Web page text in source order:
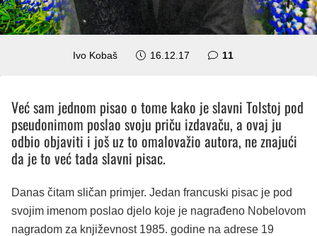
Ivo Kobaš 16.12.17 11
Već sam jednom pisao o tome kako je slavni Tolstoj pod
pseudonimom poslao svoju priču izdavaču, a ovaj ju
odbio objaviti i još uz to omalovažio autora, ne znajući
da je to već tada slavni pisac.
Danas čitam sličan primjer. Jedan francuski pisac je pod
svojim imenom poslao djelo koje je nagrađeno Nobelovom
nagradom za književnost 1985. godine na adrese 19